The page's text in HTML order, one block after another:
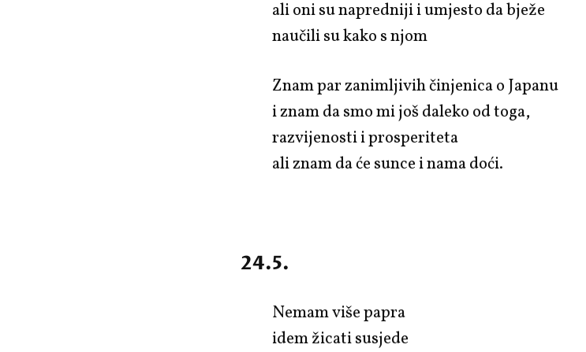
ali oni su napredniji i umjesto da bježe
naučili su kako s njom
Znam par zanimljivih činjenica o Japanu
i znam da smo mi još daleko od toga,
razvijenosti i prosperiteta
ali znam da će sunce i nama doći.
24.5.
Nemam više papra
idem žicati susjede